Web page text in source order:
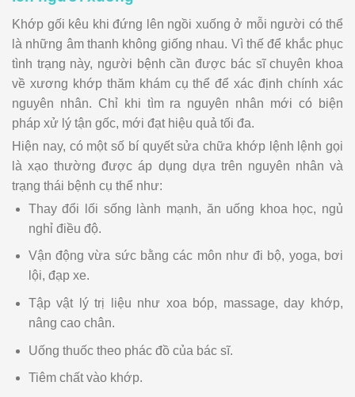
Khớp gối kêu khi đứng lên ngồi xuống ở mỗi người có thể
là những âm thanh không giống nhau. Vì thế để khắc phục
tình trạng này, người bệnh cần được bác sĩ chuyên khoa
về xương khớp thăm khám cụ thể để xác định chính xác
nguyên nhân. Chỉ khi tìm ra nguyên nhân mới có biện
pháp xử lý tận gốc, mới đạt hiệu quả tối đa.
Hiện nay, có một số bí quyết sửa chữa khớp lệnh lệnh gọi
là xạo thường được áp dụng dựa trên nguyên nhân và
trạng thái bệnh cụ thể như:
Thay đổi lối sống lành mạnh, ăn uống khoa học, ngủ
nghỉ điều độ.
Vận động vừa sức bằng các môn như đi bộ, yoga, bơi
lội, đạp xe.
Tập vật lý trị liệu như xoa bóp, massage, day khớp,
nâng cao chân.
Uống thuốc theo phác đồ của bác sĩ.
Tiêm chất vào khớp.